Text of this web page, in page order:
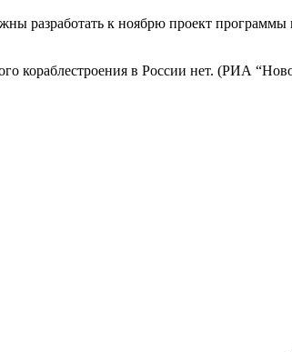
к ноябрю проект программы
кораблестроения в России нет. (РИА